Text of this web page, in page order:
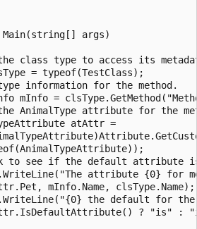
args)
class type to access its
= typeof(TestClass);
information for the method.
mInfo =
AnimalType attribute for the
atAttr =
to see if the default attribute
attribute {0} for
mInfo.Name, clsType.Name);
the default for
? "is" :